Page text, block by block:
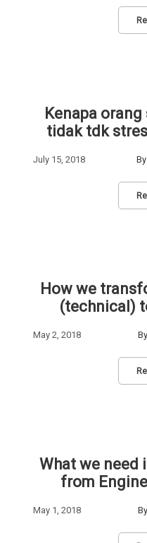
Kenapa
tidak tdk
July 15, 2018
How we
(technical)
May 2, 2018
What we need
from
May 1, 2018